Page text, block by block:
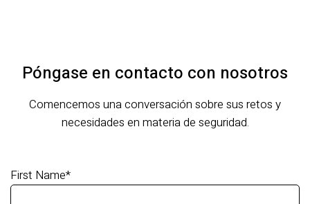
Póngase en contacto con nosotros
Comencemos una conversación sobre sus retos y
necesidades en materia de seguridad.
First Name*